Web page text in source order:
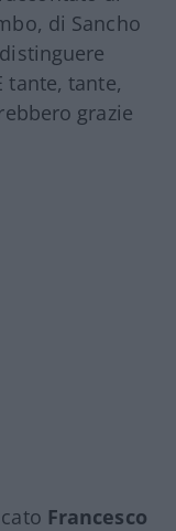
di Sancho
tante, tante,
grazie
Francesco